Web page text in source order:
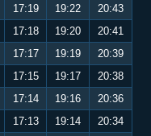
17:19 19:22
20:43
17:18 19:20
20:41
17:17 19:19
20:39
17:15 19:17
20:38
17:14 19:16
20:36
17:13 19:14
20:34